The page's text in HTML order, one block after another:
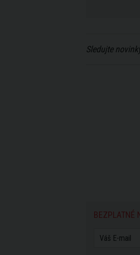
Sledujte
BEZPLATNÉ